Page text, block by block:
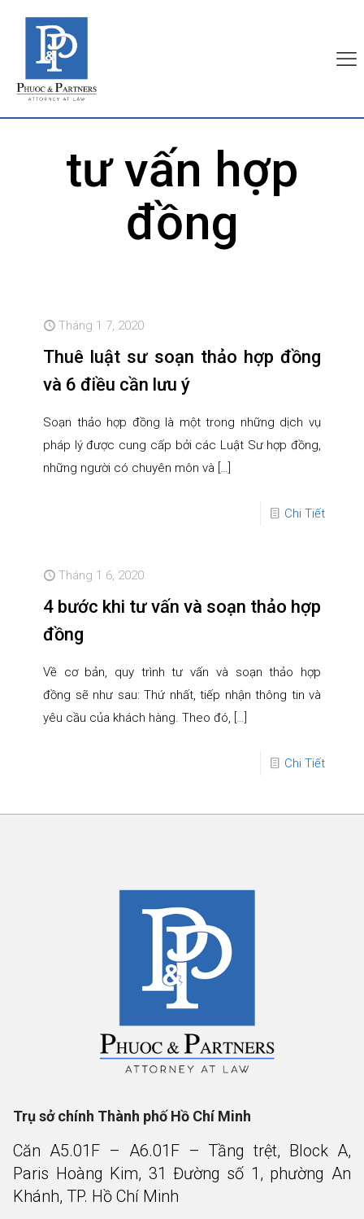
tư vấn hợp
đồng
Tháng 1 7, 2020
Thuê luật sư soạn thảo hợp đồng
và 6 điều cần lưu ý
Soạn thảo hợp đồng là một trong những dịch vụ
pháp lý được cung cấp bởi các Luật Sư hợp đồng,
những người có chuyên môn và […]
Chi Tiết
Tháng 1 6, 2020
4 bước khi tư vấn và soạn thảo hợp
đồng
Về cơ bản, quy trình tư vấn và soạn thảo hợp
đồng sẽ như sau: Thứ nhất, tiếp nhận thông tin và
yêu cầu của khách hàng. Theo đó, […]
Chi Tiết
Trụ sở chính Thành phố Hồ Chí Minh
Căn A5.01F – A6.01F – Tầng trệt, Block A,
Paris Hoàng Kim, 31 Đường số 1, phường An
Khánh, TP. Hồ Chí Minh